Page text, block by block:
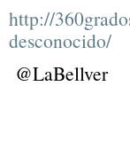
http://
desconocido/
@LaBellver